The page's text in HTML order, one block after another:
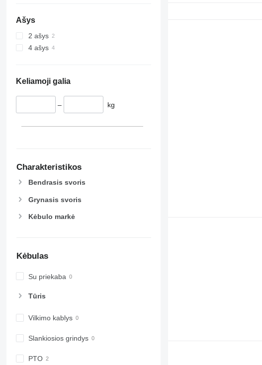
Ašys
2 ašys
4 ašys
Keliamoji galia
– kg
Charakteristikos
Bendrasis svoris
Grynasis svoris
Kėbulo markė
Kėbulas
Su priekaba
Tūris
Vilkimo kablys
Slankiosios grindys
PTO